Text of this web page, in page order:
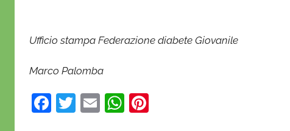
Ufficio stampa Federazione diabete Giovanile
Marco Palomba
F
T
E
W